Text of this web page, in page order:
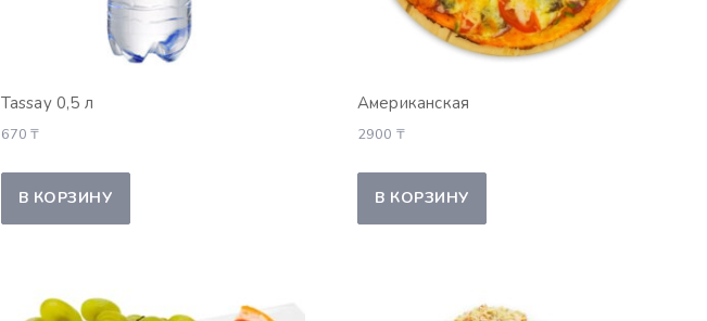
Tassay 0,5 л
670₸
В КОРЗИНУ
Американ­ская
2900 ₸
В КОРЗИНУ